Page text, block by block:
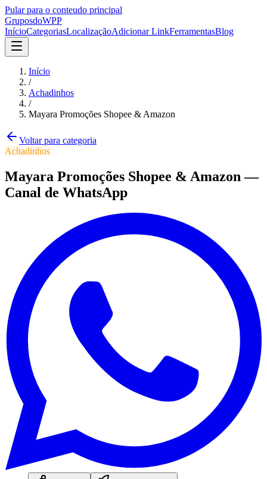
Pular para o conteudo principal
GruposdoWPP
InícioCategoriasLocalizaçãoAdicionar LinkFerramentasBlog
Início
/
Achadinhos
/
Mayara Promoções Shopee & Amazon
Voltar para categoria
Achadinhos
Mayara Promoções Shopee & Amazon —
Canal de WhatsApp